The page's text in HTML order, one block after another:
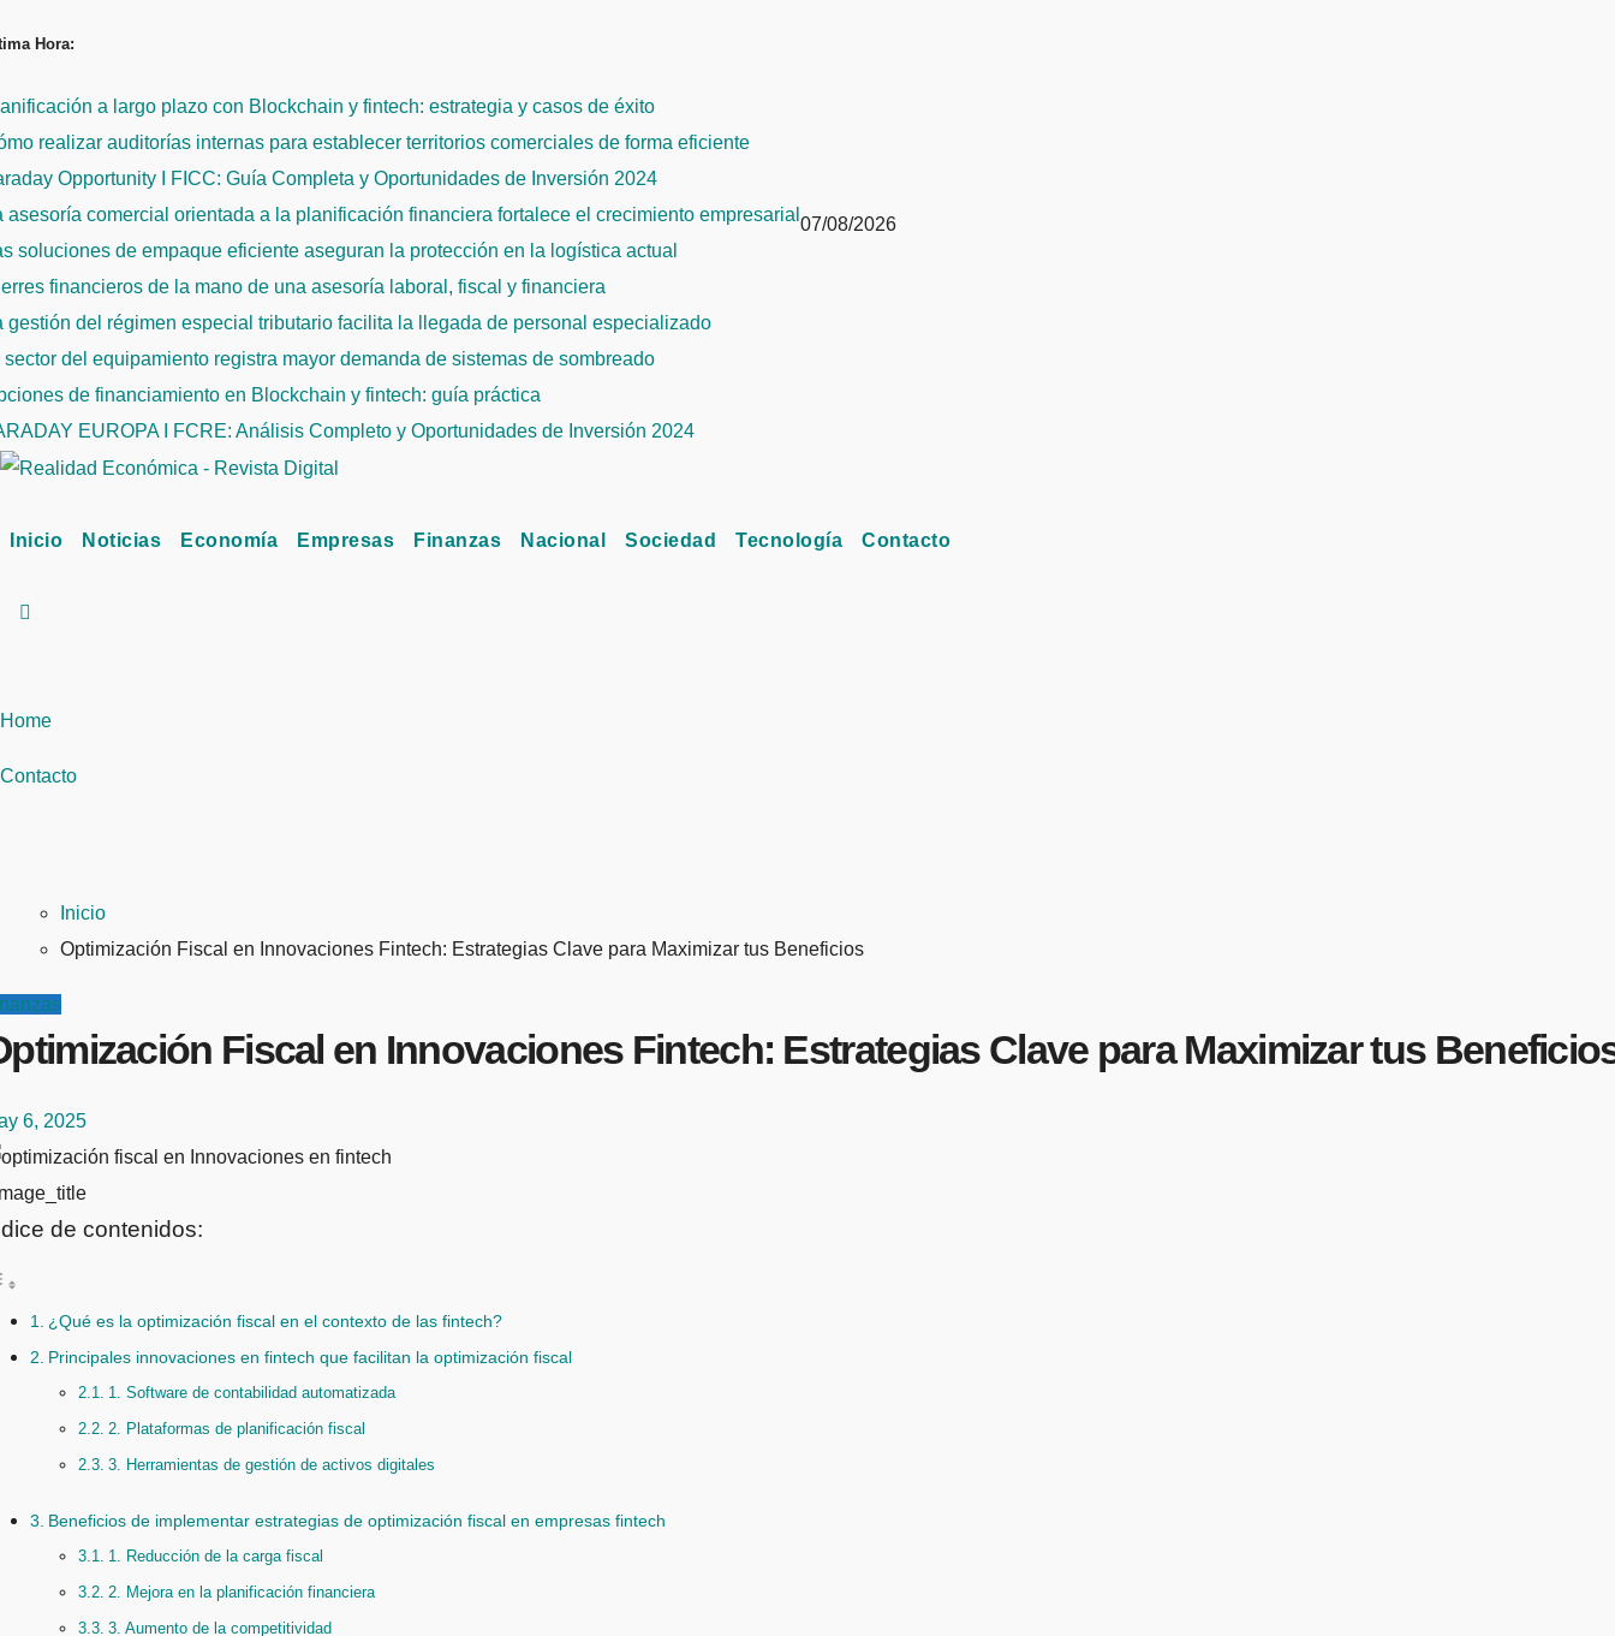
al
Hora:
a largo plazo con Blockchain y fintech: estrategia y casos de éxito
realizar auditorías internas para establecer territorios comerciales de forma eficiente
Opportunity I FICC: Guía Completa y Oportunidades de Inversión 2024
asesoría comercial orientada a la planificación financiera fortalece el crecimiento empresarial
soluciones de empaque eficiente aseguran la protección en la logística actual
financieros de la mano de una asesoría laboral, fiscal y financiera
gestión del régimen especial tributario facilita la llegada de personal especializado
sector del equipamiento registra mayor demanda de sistemas de sombreado
de financiamiento en Blockchain y fintech: guía práctica
EUROPA I FCRE: Análisis Completo y Oportunidades de Inversión 2024
07/08/2026
Inicio Noticias Economía Empresas Finanzas Nacional Sociedad Tecnología Contacto
Home
Contacto
Inicio
Optimización Fiscal en Innovaciones Fintech: Estrategias Clave para Maximizar tus Beneficios
Fiscal en Innovaciones Fintech: Estrategias Clave para Maximizar tus
6, 2025
de contenidos:
¿Qué es la optimización fiscal en el contexto de las fintech?
Principales innovaciones en fintech que facilitan la optimización fiscal
1. Software de contabilidad automatizada
2. Plataformas de planificación fiscal
3. Herramientas de gestión de activos digitales
Beneficios de implementar estrategias de optimización fiscal en empresas fintech
1. Reducción de la carga fiscal
2. Mejora en la planificación financiera
3. Aumento de la competitividad